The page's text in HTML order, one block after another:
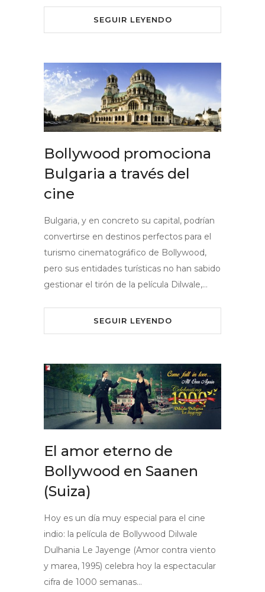
SEGUIR LEYENDO
Bollywood promociona
Bulgaria a través del
cine
Bulgaria, y en concreto su capital, podrían
convertirse en destinos perfectos para el
turismo cinematográfico de Bollywood,
pero sus entidades turísticas no han sabido
gestionar el tirón de la película Dilwale,…
SEGUIR LEYENDO
El amor eterno de
Bollywood en Saanen
(Suiza)
Hoy es un día muy especial para el cine
indio: la película de Bollywood Dilwale
Dulhania Le Jayenge (Amor contra viento
y marea, 1995) celebra hoy la espectacular
cifra de 1000 semanas…